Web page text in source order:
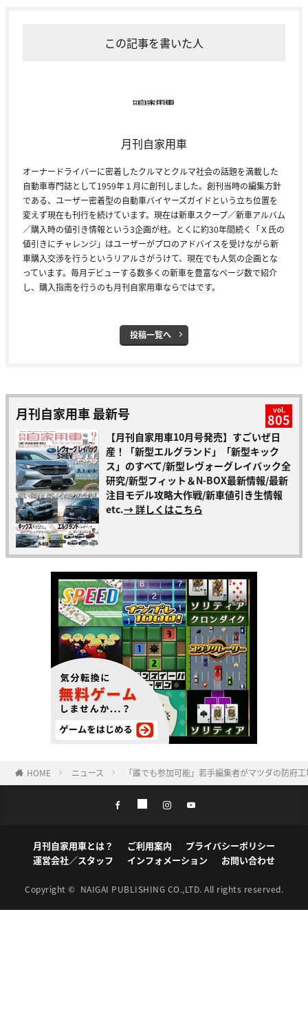
この記事を書いた人
月刊自家用車
オーナードライバーに密着したクルマとクルマ社会の話題を満載した
自動車専門誌として1959年１月に創刊しました。創刊当時の編集方針
である、ユーザー密着型の自動車バイヤーズガイドという立ち位置を
変えず現在も刊行を続けています。現在は新車スクープ／新車アルバム
／購入時の値引き情報という3企画が柱。とくに約30年間続く「Ｘ氏の
値引きにチャレンジ」はユーザーがプロのアドバイスを受けながら新
車購入交渉を行うというリアルさがうけて、現在でも人気の企画とな
っています。毎月デビューする数多くの新車を豊富なページ数で紹介
し、購入指南を行うのも月刊自家用車ならではです。
投稿一覧へ
月刊自家用車 最新号 vol.
805
【月刊自家用車10月号発売】すごいぜ日
産！「新型エルグランド」「新型キック
ス」のすべて/新型レヴォーグレイバック全
研究/新型フィット＆N-BOX最新情報/最新
注目モデル攻略大作戦/新車値引き生情報
etc.→ 詳しくはこちら
HOME ニュース 「誰でも参加可能」若手編集者がマツダの防府
月刊自家用車とは？ ご利用案内
プライバシーポリシー
運営会社／スタッフ
インフォメーション お問い合わせ
Copyright © NAIGAI PUBLISHING CO.,LTD. All rights reserved.